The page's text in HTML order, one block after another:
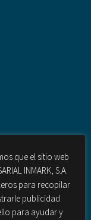
que el sitio web
INMARK, S.A.
para recopilar
publicidad
para ayudar y